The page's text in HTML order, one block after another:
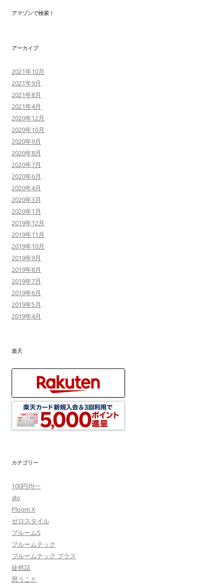
アマゾンで検索！
アーカイブ
2021年10月
2021年9月
2021年8月
2021年4月
2020年12月
2020年10月
2020年9月
2020年8月
2020年7月
2020年6月
2020年4月
2020年3月
2020年1月
2019年12月
2019年11月
2019年10月
2019年9月
2019年8月
2019年7月
2019年6月
2019年5月
2019年4月
楽天
カテゴリー
100円均一
glo
Ploom X
ゼロスタイル
プルームS
プルームテック
プルームテック プラス
徒然話
思うこと